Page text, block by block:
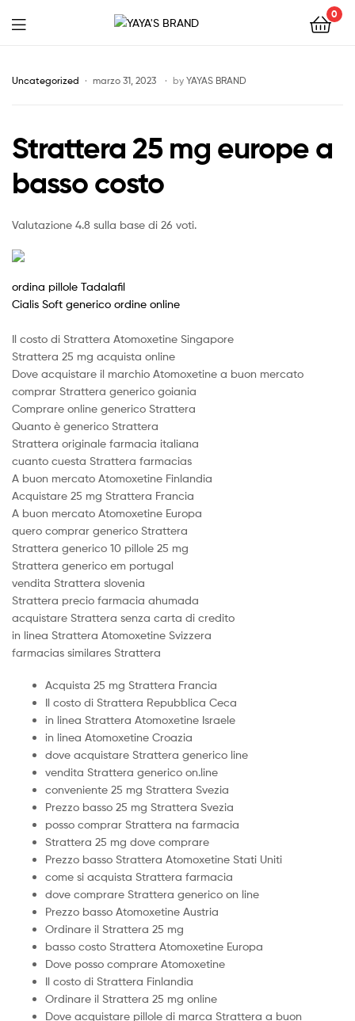
BRAND
0
Uncategorized marzo 31, 2023 by YAYAS BRAND
Strattera 25 mg europe a
basso costo
Valutazione 4.8 sulla base di 26 voti.
ordina pillole Tadalafil
Cialis Soft generico ordine online
Il costo di Strattera Atomoxetine Singapore
Strattera 25 mg acquista online
Dove acquistare il marchio Atomoxetine a buon mercato
comprar Strattera generico goiania
Comprare online generico Strattera
Quanto è generico Strattera
Strattera originale farmacia italiana
cuanto cuesta Strattera farmacias
A buon mercato Atomoxetine Finlandia
Acquistare 25 mg Strattera Francia
A buon mercato Atomoxetine Europa
quero comprar generico Strattera
Strattera generico 10 pillole 25 mg
Strattera generico em portugal
vendita Strattera slovenia
Strattera precio farmacia ahumada
acquistare Strattera senza carta di credito
in linea Strattera Atomoxetine Svizzera
farmacias similares Strattera
Acquista 25 mg Strattera Francia
Il costo di Strattera Repubblica Ceca
in linea Strattera Atomoxetine Israele
in linea Atomoxetine Croazia
dove acquistare Strattera generico line
vendita Strattera generico on.line
conveniente 25 mg Strattera Svezia
Prezzo basso 25 mg Strattera Svezia
posso comprar Strattera na farmacia
Strattera 25 mg dove comprare
Prezzo basso Strattera Atomoxetine Stati Uniti
come si acquista Strattera farmacia
dove comprare Strattera generico on line
Prezzo basso Atomoxetine Austria
Ordinare il Strattera 25 mg
basso costo Strattera Atomoxetine Europa
Dove posso comprare Atomoxetine
Il costo di Strattera Finlandia
Ordinare il Strattera 25 mg online
Dove acquistare pillole di marca Strattera a buon